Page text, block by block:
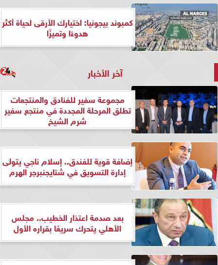
كمبوند بيجونيا: اختيارك الأرقى لحياة أكثر
هدوءًا وتميزًا
آخر الأخبار
مجموعة سفير للفنادق والمنتجعات
تطلق المرحلة المجددة في منتجع سفير
شرم الشيخ
إضافة قوية للفندق.. إسلام ناجي يتولى
إدارة التسويق في شتايجنبرجر الهرم
بعد صدمة اعتذار الخطيب.. مجلس
الأهلي يتحرك سريعًا بقراره الأول